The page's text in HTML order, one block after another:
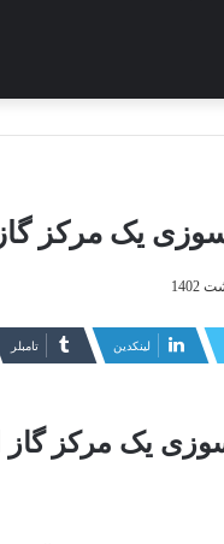
لینکدین ‫تامبلر